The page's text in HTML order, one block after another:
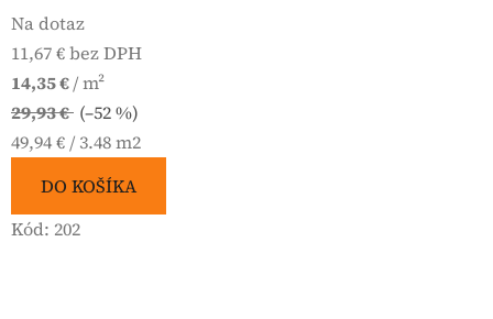
Na dotaz
11,67 € bez DPH
14,35 €/ m²
29,93 € (–52 %)
Jednotková
49,94 € / 3.48 m2
DO KOŠÍKA
Kód: 202